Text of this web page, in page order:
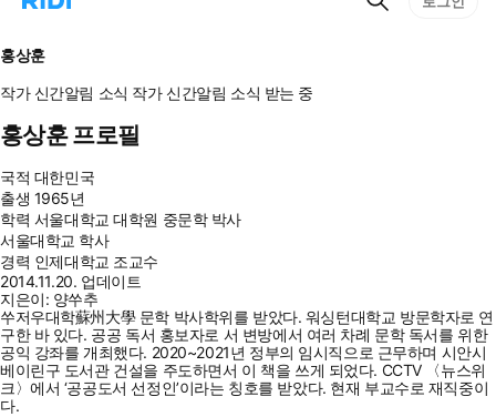
으
로
이
동
홍상훈
작가 신간알림 소식 작가 신간알림 소식 받는 중
홍상훈 프로필
국적 대한민국
출생 1965년
학력 서울대학교 대학원 중문학 박사
서울대학교 학사
경력 인제대학교 조교수
2014.11.20. 업데이트
지은이: 양쑤추
쑤저우대학蘇州大學 문학 박사학위를 받았다. 워싱턴대학교 방문학자로 연
구한 바 있다. 공공 독서 홍보자로 서 변방에서 여러 차례 문학 독서를 위한
공익 강좌를 개최했다. 2020~2021년 정부의 임시직으로 근무하며 시안시
베이린구 도서관 건설을 주도하면서 이 책을 쓰게 되었다. CCTV 〈뉴스위
크〉에서 ‘공공도서 선정인’이라는 칭호를 받았다. 현재 부교수로 재직중이
다.